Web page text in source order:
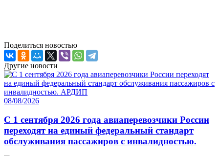
Поделиться новостью
Другие новости
08/08/2026
С 1 сентября 2026 года авиаперевозчики России
переходят на единый федеральный стандарт
обслуживания пассажиров с инвалидностью.